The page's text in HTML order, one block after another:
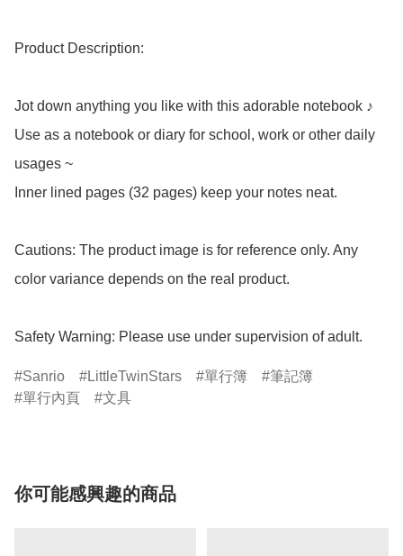
Product Description:
Jot down anything you like with this adorable notebook ♪
Use as a notebook or diary for school, work or other daily
usages ~
Inner lined pages (32 pages) keep your notes neat.
Cautions: The product image is for reference only. Any
color variance depends on the real product.
Safety Warning: Please use under supervision of adult.
Sanrio LittleTwinStars 單行簿
筆記簿
單行內頁
文具
你可能感興趣的商品